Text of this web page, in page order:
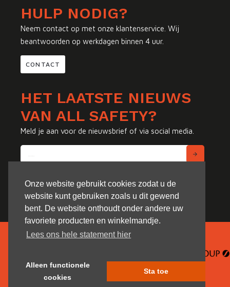
Onze website gebruikt cookies zodat u de
website kunt gebruiken zoals u dit gewend
bent. De website onthoudt onder andere uw
favoriete producten en winkelmandje.
Lees ons hele statement hier
Alleen functionele
cookies
Sta toe
HULP NODIG?
Neem contact op met onze klantenservice. Wij
beantwoorden op werkdagen binnen 4 uur.
CONTACT
HET LAATSTE NIEUWS
VAN ALL SAFETY?
Meld je aan voor de nieuwsbrief of via social media.